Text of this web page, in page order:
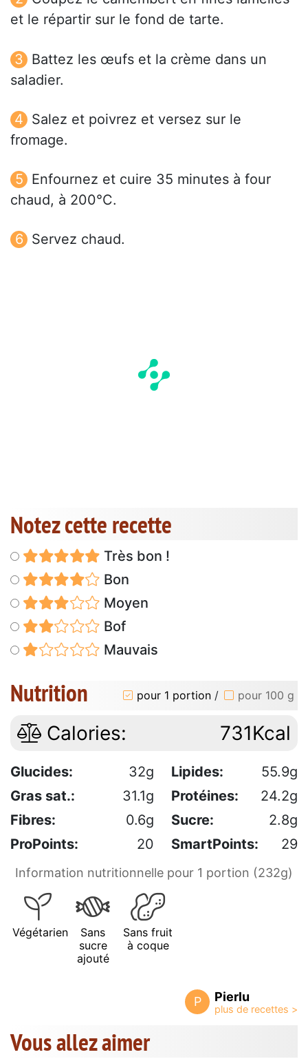
et le répartir sur le fond de tarte.
Battez les œufs et la crème dans un
saladier.
Salez et poivrez et versez sur le
fromage.
Enfournez et cuire 35 minutes à four
chaud, à 200°C.
Servez chaud.
Notez cette recette
Très bon !
Bon
Moyen
Bof
Mauvais
Nutrition pour 1 portion / pour 100 g
Calories: 731Kcal
Glucides: 32g Lipides:
55.9g
Gras sat.:
31.1g Protéines:
24.2g
Fibres:
0.6g Sucre:
2.8g
ProPoints:
20 SmartPoints: 29
Information nutritionnelle pour 1 portion (232g)
Végétarien
Sans
sucre
ajouté
Sans fruit
à coque
P Pierlu
Vous allez aimer